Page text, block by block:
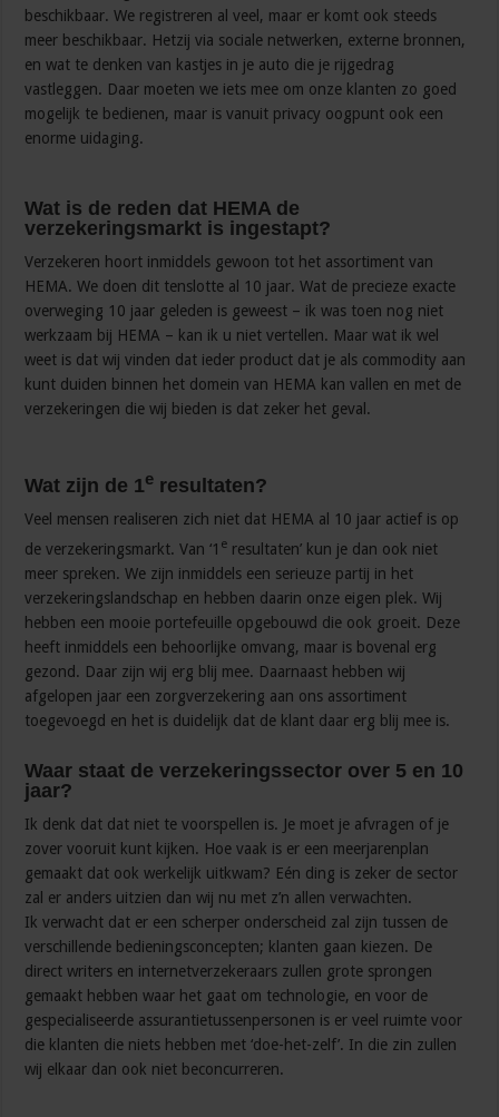
beschikbaar. We registreren al veel, maar er komt ook steeds
meer beschikbaar. Hetzij via sociale netwerken, externe bronnen,
en wat te denken van kastjes in je auto die je rijgedrag
vastleggen. Daar moeten we iets mee om onze klanten zo goed
mogelijk te bedienen, maar is vanuit privacy oogpunt ook een
enorme uidaging.
Wat is de reden dat HEMA de
verzekeringsmarkt is ingestapt?
Verzekeren hoort inmiddels gewoon tot het assortiment van
HEMA. We doen dit tenslotte al 10 jaar. Wat de precieze exacte
overweging 10 jaar geleden is geweest – ik was toen nog niet
werkzaam bij HEMA – kan ik u niet vertellen. Maar wat ik wel
weet is dat wij vinden dat ieder product dat je als commodity aan
kunt duiden binnen het domein van HEMA kan vallen en met de
verzekeringen die wij bieden is dat zeker het geval.
Wat zijn de 1e resultaten?
Veel mensen realiseren zich niet dat HEMA al 10 jaar actief is op
de verzekeringsmarkt. Van ‘1 e resultaten’ kun je dan ook niet
meer spreken. We zijn inmiddels een serieuze partij in het
verzekeringslandschap en hebben daarin onze eigen plek. Wij
hebben een mooie portefeuille opgebouwd die ook groeit. Deze
heeft inmiddels een behoorlijke omvang, maar is bovenal erg
gezond. Daar zijn wij erg blij mee. Daarnaast hebben wij
afgelopen jaar een zorgverzekering aan ons assortiment
toegevoegd en het is duidelijk dat de klant daar erg blij mee is.
Waar staat de verzekeringssector over 5 en 10
jaar?
Ik denk dat dat niet te voorspellen is. Je moet je afvragen of je
zover vooruit kunt kijken. Hoe vaak is er een meerjarenplan
gemaakt dat ook werkelijk uitkwam? Eén ding is zeker de sector
zal er anders uitzien dan wij nu met z’n allen verwachten.
Ik verwacht dat er een scherper onderscheid zal zijn tussen de
verschillende bedieningsconcepten; klanten gaan kiezen. De
direct writers en internetverzekeraars zullen grote sprongen
gemaakt hebben waar het gaat om technologie, en voor de
gespecialiseerde assurantietussenpersonen is er veel ruimte voor
die klanten die niets hebben met ‘doe-het-zelf’. In die zin zullen
wij elkaar dan ook niet beconcurreren.